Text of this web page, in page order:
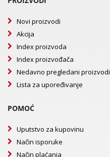
Novi proizvodi
Akcija
Index proizvoda
Index proizvođača
Nedavno pregledani proizvodi
Lista za upoređivanje
POMOĆ
Uputstvo za kupovinu
Način isporuke
Način plaćanja